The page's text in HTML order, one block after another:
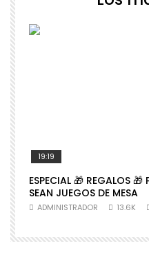
19:19
ESPECIAL 🎁 REGALOS
SEAN JUEGOS DE MESA
ADMINISTRADOR 13.6K